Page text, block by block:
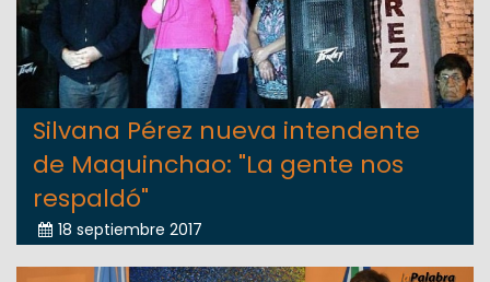
Silvana Pérez nueva intendente
de Maquinchao: "La gente nos
respaldó"
18 septiembre 2017